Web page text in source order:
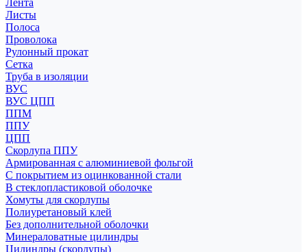
Лента
Листы
Полоса
Проволока
Рулонный прокат
Сетка
Труба в изоляции
ВУС
ВУС ЦПП
ППМ
ППУ
ЦПП
Скорлупа ППУ
Армированная с алюминиевой фольгой
С покрытием из оцинкованной стали
В стеклопластиковой оболочке
Хомуты для скорлупы
Полиуретановый клей
Без дополнительной оболочки
Минераловатные цилиндры
Цилиндры (скорлупы)